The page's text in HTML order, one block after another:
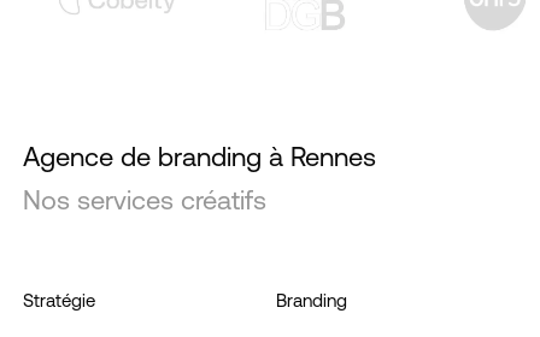
Agence de branding à Rennes
Nos services créatifs
Stratégie Branding